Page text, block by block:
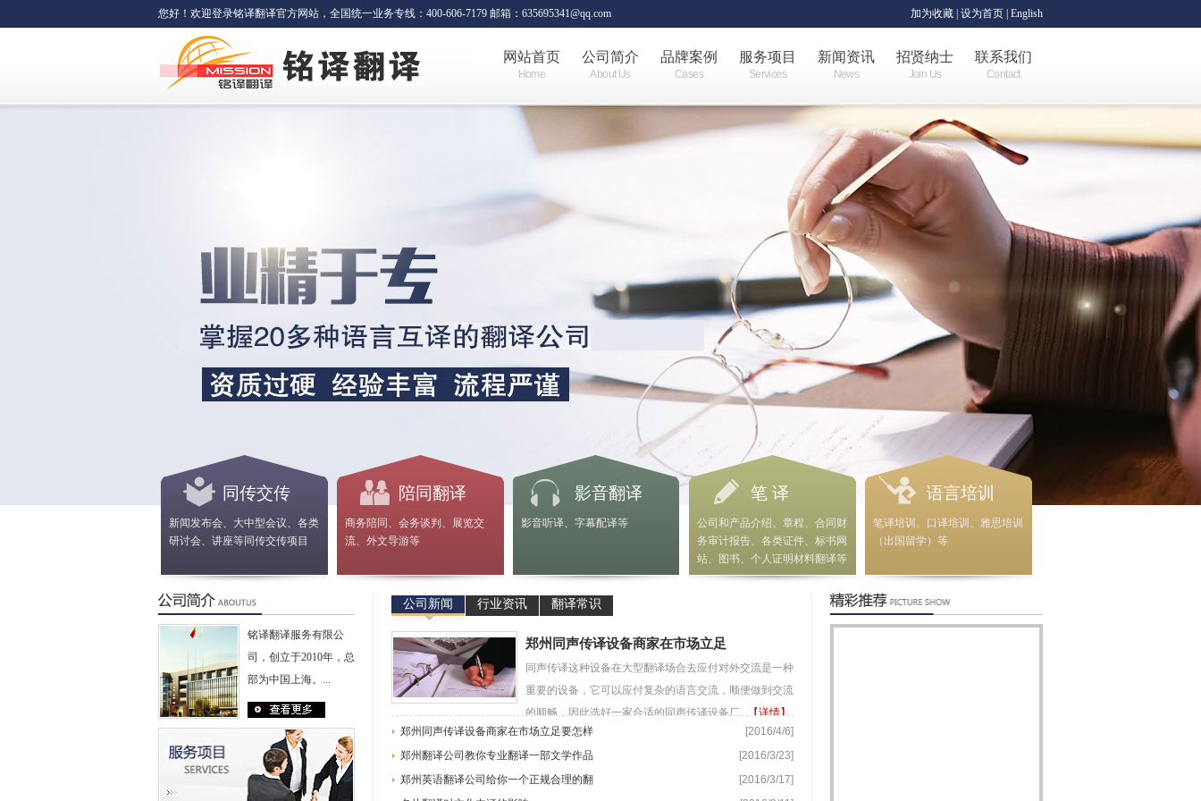
加为收藏 设为首页 | English
您好！欢迎登录铭译翻译官方网站，全国统一业务专线：400-606-7179 邮箱：635695341@qq.com
联系我们
Contact
招贤纳士
Join Us
新闻资讯
News
服务项目
Services
品牌案例
Cases
公司简介
About Us
网站首页
Home
同传交传
新闻发布会、大中型会议、各类
研讨会、讲座等同传交传项目
陪同翻译
商务陪同、会务谈判、展览交
流、外文导游等
影音翻译
影音听译、字幕配译等
笔 译
公司和产品介绍、章程、合同财
务审计报告、各类证件、标书网
站、图书、个人证明材料翻译等
语言培训
笔译培训、口译培训、雅思培训
（出国留学）等
铭译翻译服务有限公
司，创立于2010年，总
部为中国上海。...
公司新闻 行业资讯 翻译常识
郑州同声传译设备商家在市场立足
同声传译这种设备在大型翻译场合去应付对外交流是一种
重要的设备，它可以应付复杂的语言交流，顺便做到交流
的顺畅，因此选好一家合适的同声传译设备厂...【详情】
[2016/4/6]
郑州同声传译设备商家在市场立足要怎样
[2016/3/23]
郑州翻译公司教你专业翻译一部文学作品
[2016/3/17]
郑州英语翻译公司给你一个正规合理的翻